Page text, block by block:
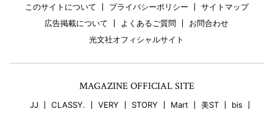
このサイトについて
プライバシーポリシー
サイトマップ
広告掲載について
よくあるご質問
お問合わせ
光文社オフィシャルサイト
MAGAZINE OFFICIAL SITE
JJ CLASSY. VERY STORY Mart 美ST
bis